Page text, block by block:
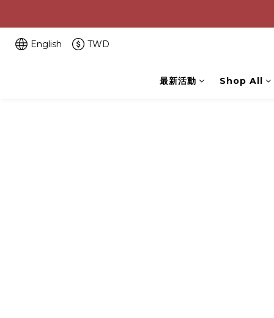
English TWD
最新活動 Shop All